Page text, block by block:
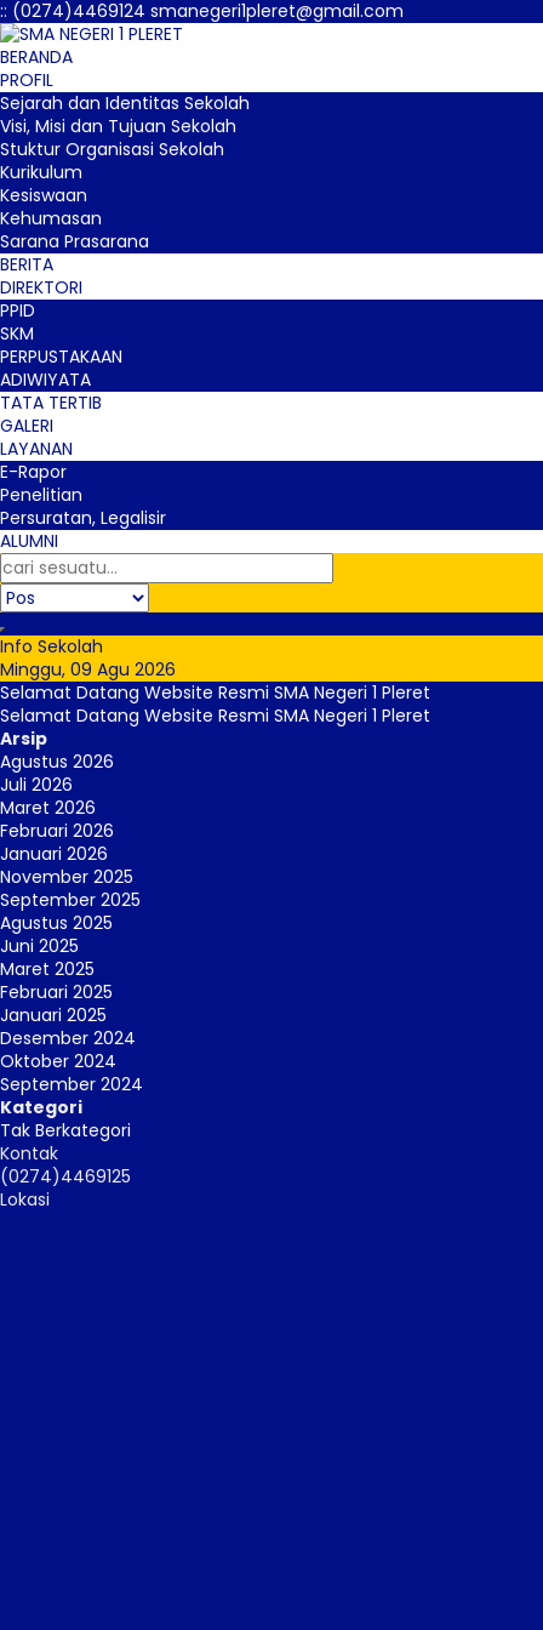
:: (0274)4469124 smanegeri1pleret@gmail.com
BERANDA
PROFIL
Sejarah dan Identitas Sekolah
Visi, Misi dan Tujuan Sekolah
Stuktur Organisasi Sekolah
Kurikulum
Kesiswaan
Kehumasan
Sarana Prasarana
BERITA
DIREKTORI
PPID
SKM
PERPUSTAKAAN
ADIWIYATA
TATA TERTIB
GALERI
LAYANAN
E-Rapor
Penelitian
Persuratan, Legalisir
ALUMNI
Info Sekolah
Minggu, 09 Agu 2026
Selamat Datang Website Resmi SMA Negeri 1 Pleret
Selamat Datang Website Resmi SMA Negeri 1 Pleret
Arsip
Agustus 2026
Juli 2026
Maret 2026
Februari 2026
Januari 2026
November 2025
September 2025
Agustus 2025
Juni 2025
Maret 2025
Februari 2025
Januari 2025
Desember 2024
Oktober 2024
September 2024
Kategori
Tak Berkategori
Kontak
(0274)4469125
Lokasi